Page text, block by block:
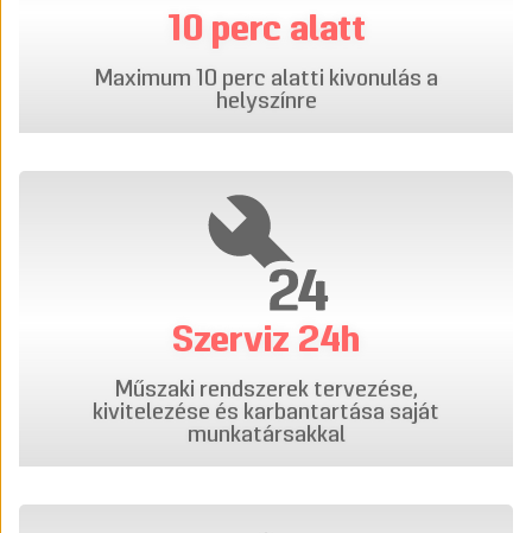
10 perc alatt
Maximum 10 perc alatti kivonulás a
helyszínre
Szerviz 24h
Műszaki rendszerek tervezése,
kivitelezése és karbantartása saját
munkatársakkal